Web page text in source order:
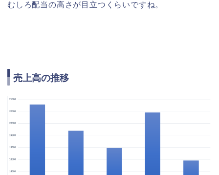
むしろ配当の高さが目立つくらいですね。
売上高の推移